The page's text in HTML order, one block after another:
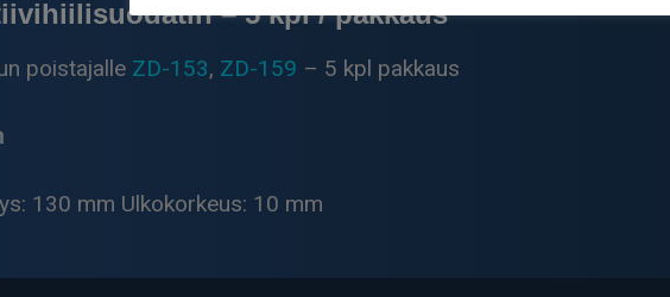
– 5 kpl / pakkaus
poistajalle ZD-153, ZD-159 – 5 kpl pakkaus
130 mm Ulkokorkeus: 10 mm